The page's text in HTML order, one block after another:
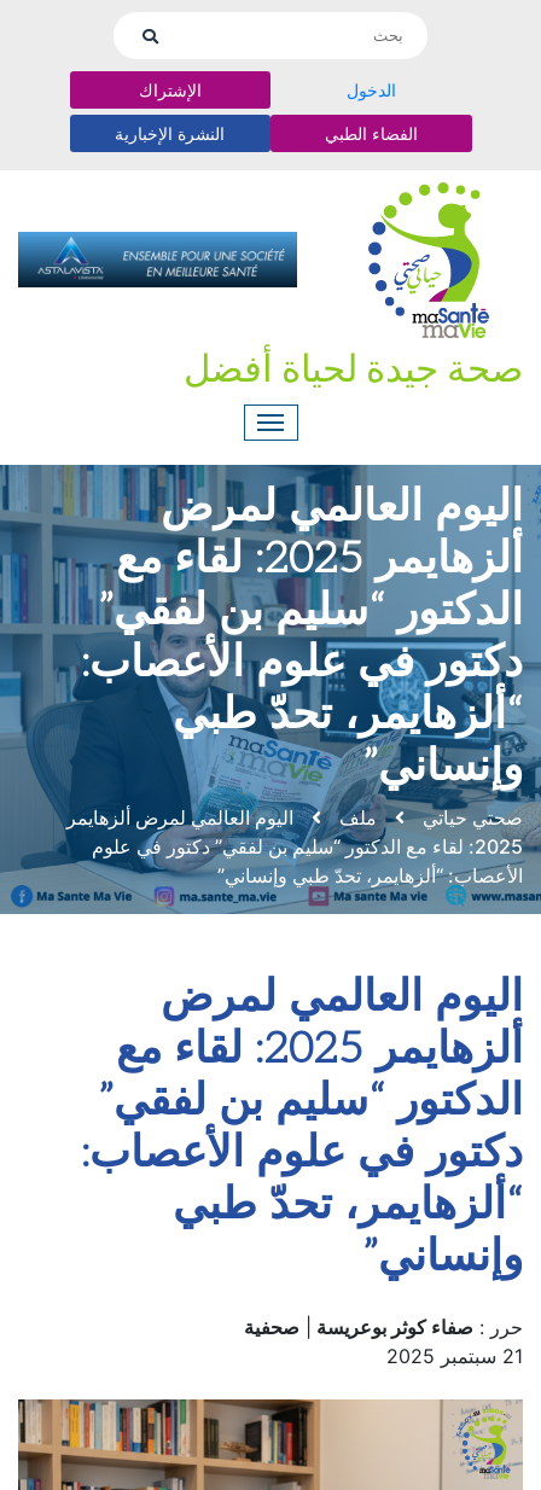
الدخول الإشتراك
الفضاء الطبي النشرة الإخبارية
صحة جيدة لحياة أفضل
اليوم العالمي لمرض
ألزهايمر 2025: لقاء مع
الدكتور “سليم بن لفقي”
دكتور في علوم الأعصاب:
“ألزهايمر، تحدّ طبي
وإنساني”
صحتي حياتي ملف
اليوم العالمي لمرض ألزهايمر
2025: لقاء مع الدكتور “سليم بن لفقي” دكتور في علوم
الأعصاب: “ألزهايمر، تحدّ طبي وإنساني”
اليوم العالمي لمرض
ألزهايمر 2025: لقاء مع
الدكتور “سليم بن لفقي”
دكتور في علوم الأعصاب:
“ألزهايمر، تحدّ طبي
وإنساني”
حرر : صفاء كوثر بوعريسة
صحفية
21 سبتمبر 2025